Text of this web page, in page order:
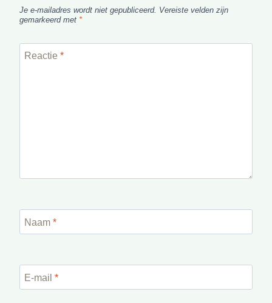
Je e-mailadres wordt niet gepubliceerd. Vereiste velden zijn
gemarkeerd met *
Reactie *
Naam *
E-mail *